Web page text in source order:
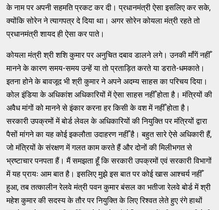
के नाम पर अपनी सहमति प्रकट कर दी। प्रधानमंत्री ऐसा इसलिए कर सके,
क्योंकि सोरेन ने त्यागपत्र दे दिया था। अगर सोरेन कोयला मंत्री रहते तो
प्रधानमंत्री शायद ही ऐसा कर पाते।
कोयला मंत्री श्री शशि कुमार पर अनुचित दबाव डालने लगे। उनकी माँगें नहीँ
मानने के कारण समय-समय उन्हें या तो प्रताड़ित करते या डराते-धमकाते।
इतना होने के बावजूद भी श्री कुमार ने अपने अदम्य साहस का परिचय दिया।
कोल इंडिया के अधिकांश अधिकारियों में ऐसा साहस नहीँ होता है। मंत्रियों की
अवैध मांगों को मानने से इंकार करना हर किसी के वश में नहीँ होता है।
सरकारी उपक्रमों में बोर्ड लेवल के अधिकारियों की नियुक्ति पर मंत्रियों द्वारा
पैसों मांगने का यह कोई इकलौता उदाहरण नहीँ है। बहुत सारे ऐसे अधिकारी हैं,
जो मंत्रियों के संरक्षण में गलत काम करते हैं और दोनों की मिलीभगत से
भ्रष्टाचार पनपता हैं। मैं समझता हूँ कि सरकारी उपक्रमों एवं सरकारी विभागों
में यह प्रायः आम बात है। इसलिए मुझे इस बात पर कोई खास आश्चर्य नहीँ
हुआ, तब तत्कालीन रेलवे मंत्री पवन कुमार बंसल का भतीजा रेलवे बोर्ड में श्री
महेश कुमार की सदस्य के तौर पर नियुक्ति के लिए रिश्वत लेते हुए रंगे हाथों